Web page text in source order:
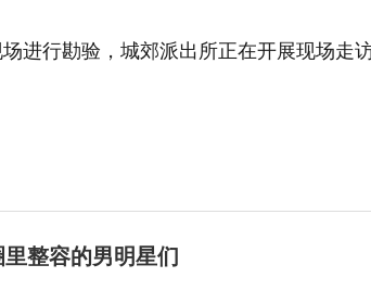
进行勘验，城郊派出所正在开展现场走
整容的男明星们